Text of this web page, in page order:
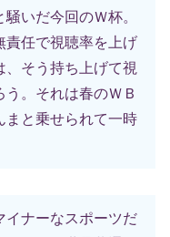
いだ今回のＷ杯。
責任で視聴率を上げ
、そう持ち上げて視
。それは春のＷＢ
まと乗せられて一時
イナーなスポーツだ